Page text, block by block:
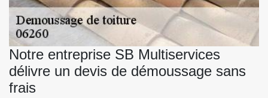
Notre entreprise SB Multiservices
délivre un devis de démoussage sans
frais